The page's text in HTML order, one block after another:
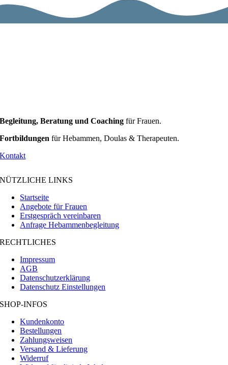
Begleitung, Beratung und Coaching für Frauen.
Fortbildungen für Hebammen, Doulas & Therapeuten.
Kontakt
NÜTZLICHE LINKS
Startseite
Angebote für Frauen
Erstgespräch vereinbaren
Anfrage Hebammenbegleitung
RECHTLICHES
Impressum
AGB
Datenschutzerklärung
Datenschutz Einstellungen
SHOP-INFOS
Kundenkonto
Bestellungen
Zahlungsweisen
Versand & Lieferung
Widerruf